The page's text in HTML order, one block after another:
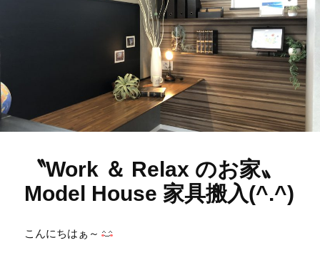
〝Work ＆ Relax のお家〟
Model House 家具搬入(^.^)
こんにちはぁ～